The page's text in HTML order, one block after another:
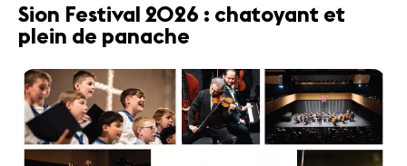
Sion Festival 2026 : chatoyant et
plein de panache